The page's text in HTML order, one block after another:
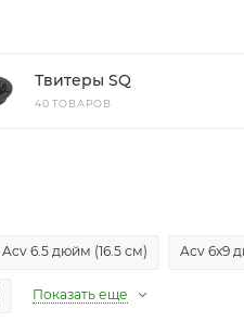
Твитеры SQ
40 ТОВАРОВ
Acv 6.5 дюйм (16.5 см) Acv 6x9
Показать еще